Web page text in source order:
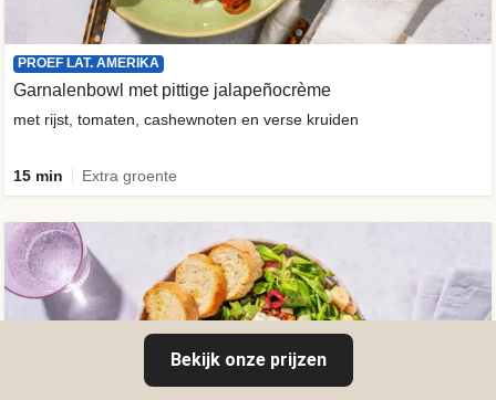
PROEF LAT. AMERIKA
Garnalenbowl met pittige jalapeñocrème
met rijst, tomaten, cashewnoten en verse kruiden
15 min Extra groente
Bekijk onze prijzen